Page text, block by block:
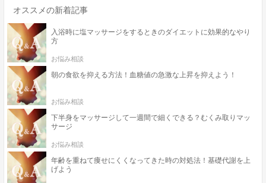
オススメの新着記事
入浴時に塩マッサージをするときのダイエットに効果的なやり
方
お悩み相談
朝の食欲を抑える方法！血糖値の急激な上昇を抑えよう！
お悩み相談
下半身をマッサージして一週間で細くできる？むくみ取りマッ
サージ
お悩み相談
年齢を重ねて痩せにくくなってきた時の対処法！基礎代謝を上
げよう